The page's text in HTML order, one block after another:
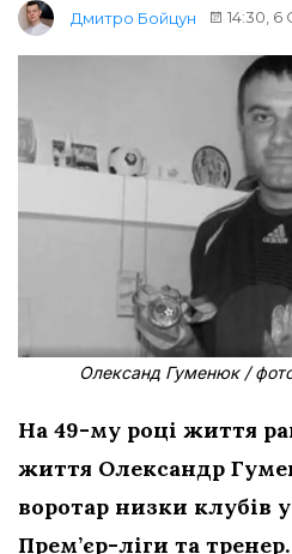
Дмитро Бойцун 14:30, 6
Олександ Гуменюк /
На 49-му році життя
життя Олександр
воротар низки клубів
Прем’єр-ліги та тренер.